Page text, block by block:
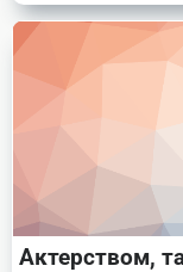
Актерством,